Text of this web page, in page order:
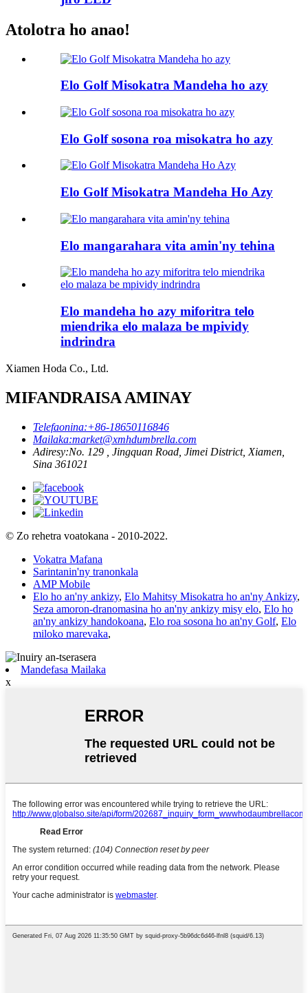
Atolotra ho anao!
Elo Golf Misokatra Mandeha ho azy
Elo Golf sosona roa misokatra ho azy
Elo Golf Misokatra Mandeha Ho Azy
Elo mangarahara vita amin'ny tehina
Elo mandeha ho azy miforitra telo
miendrika elo malaza be mpividy
indrindra
Xiamen Hoda Co., Ltd.
MIFANDRAISA AMINAY
Telefaonina:+86-18650116846
Mailaka:market@xmhdumbrella.com
Adiresy:No. 129 , Jingquan Road, Jimei District, Xiamen,
Sina 361021
© Zo rehetra voatokana - 2010-2022.
Vokatra Mafana
Sarintanin'ny tranonkala
AMP Mobile
Elo ho an'ny ankizy, Elo Mahitsy Misokatra ho an'ny Ankizy,
Seza amoron-dranomasina ho an'ny ankizy misy elo, Elo ho
an'ny ankizy handokoana, Elo roa sosona ho an'ny Golf, Elo
miloko marevaka,
Mandefasa Mailaka
x